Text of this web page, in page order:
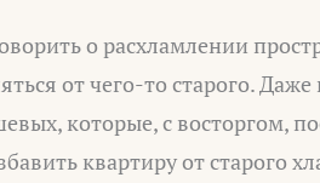
о расхламлении
от чего-то старого.
которые, с восторгом,
квартиру от старого